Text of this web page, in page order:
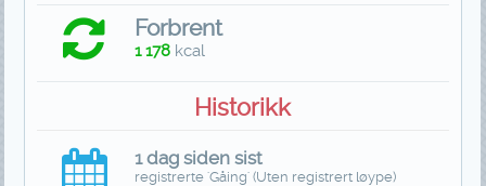
Forbrent
1 178 kcal
Historikk
1 dag siden sist
registrerte 'Gåing' (Uten registrert løype)